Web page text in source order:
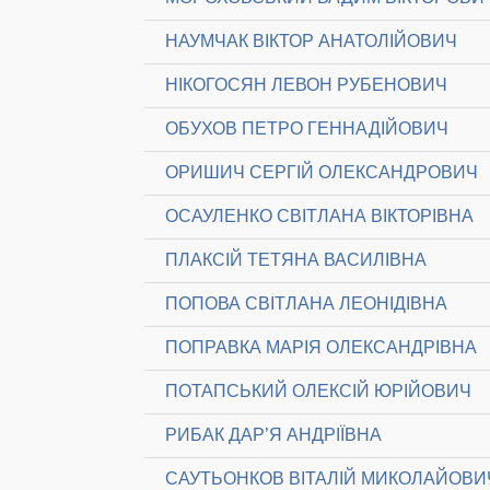
НАУМЧАК ВІКТОР АНАТОЛІЙОВИЧ
НІКОГОСЯН ЛЕВОН РУБЕНОВИЧ
ОБУХОВ ПЕТРО ГЕННАДІЙОВИЧ
ОРИШИЧ СЕРГІЙ ОЛЕКСАНДРОВИЧ
ОСАУЛЕНКО СВІТЛАНА ВІКТОРІВНА
ПЛАКСІЙ ТЕТЯНА ВАСИЛІВНА
ПОПОВА СВІТЛАНА ЛЕОНІДІВНА
ПОПРАВКА МАРІЯ ОЛЕКСАНДРІВНА
ПОТАПСЬКИЙ ОЛЕКСІЙ ЮРІЙОВИЧ
РИБАК ДАР’Я АНДРІЇВНА
САУТЬОНКОВ ВІТАЛІЙ